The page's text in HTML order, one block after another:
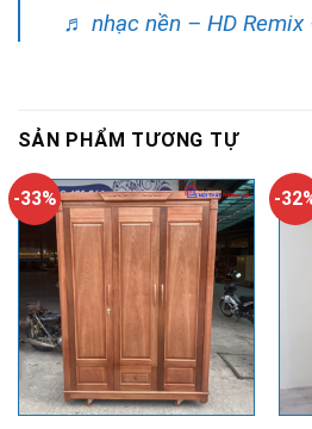
♬ nhạc nền – HD Remix
SẢN PHẨM TƯƠNG TỰ
-33% -